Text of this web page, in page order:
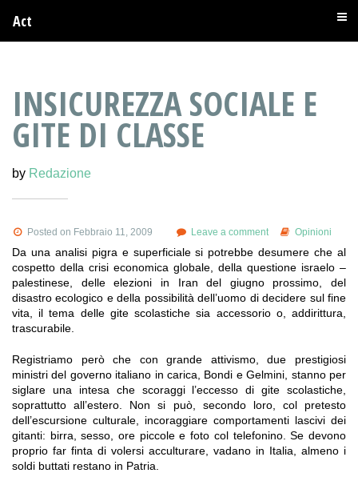
Act
INSICUREZZA SOCIALE E
GITE DI CLASSE
by Redazione
Posted on Febbraio 11, 2009 Leave a comment Opinioni
Da una analisi pigra e superficiale si potrebbe desumere che al
cospetto della crisi economica globale, della questione israelo –
palestinese, delle elezioni in Iran del giugno prossimo, del
disastro ecologico e della possibilità dell’uomo di decidere sul fine
vita, il tema delle gite scolastiche sia accessorio o, addirittura,
trascurabile.
Registriamo però che con grande attivismo, due prestigiosi
ministri del governo italiano in carica, Bondi e Gelmini, stanno per
siglare una intesa che scoraggi l’eccesso di gite scolastiche,
soprattutto all’estero. Non si può, secondo loro, col pretesto
dell’escursione culturale, incoraggiare comportamenti lascivi dei
gitanti: birra, sesso, ore piccole e foto col telefonino. Se devono
proprio far finta di volersi acculturare, vadano in Italia, almeno i
soldi buttati restano in Patria.